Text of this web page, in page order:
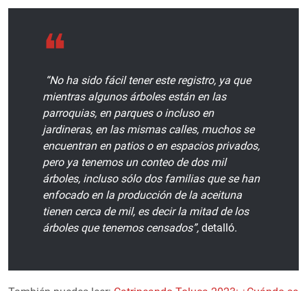
“No ha sido fácil tener este registro, ya que
mientras algunos árboles están en las
parroquias, en parques o incluso en
jardineras, en las mismas calles, muchos se
encuentran en patios o en espacios privados,
pero ya tenemos un conteo de dos mil
árboles, incluso sólo dos familias que se han
enfocado en la producción de la aceituna
tienen cerca de mil, es decir la mitad de los
árboles que tenemos censados”, detalló.